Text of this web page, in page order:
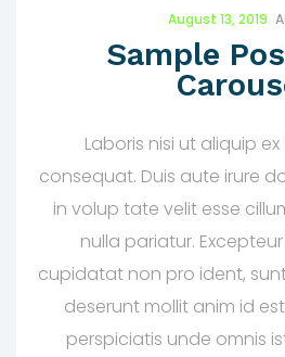
August 13, 2019
Sample
Laboris nisi ut aliquip
consequat. Duis aute irure
in volup tate velit esse
nulla pariatur.
cupidatat non pro ident,
deserunt mollit anim id
perspiciatis unde omnis